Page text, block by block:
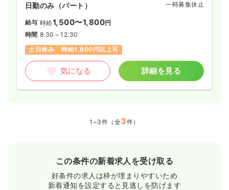
日勤のみ（パート） 一時募集休止
給与 時給1,500〜1,800円
時間 8:30～12:30
土日休み
時給1,800円以上可
気になる 詳細を見る
1~3件（全3件）
この条件の新着求人を受け取る
好条件の求人は枠が埋まりやすいため
新着通知を設定すると見逃しを防げます